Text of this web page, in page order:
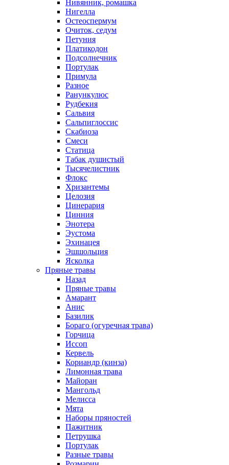
Нивянник, ромашка
Нигелла
Остеоспермум
Очиток, седум
Петуния
Платикодон
Подсолнечник
Портулак
Примула
Разное
Ранункулюс
Рудбекия
Сальвия
Сальпиглоссис
Скабиоза
Смеси
Статица
Табак душистый
Тысячелистник
Флокс
Хризантемы
Целозия
Цинерария
Цинния
Энотера
Эустома
Эхинацея
Эшшольция
Ясколка
Пряные травы
Назад
Пряные травы
Амарант
Анис
Базилик
Бораго (огуречная трава)
Горчица
Иссоп
Кервель
Кориандр (кинза)
Лимонная трава
Майоран
Мангольд
Мелисса
Мята
Наборы пряностей
Пажитник
Петрушка
Портулак
Разные травы